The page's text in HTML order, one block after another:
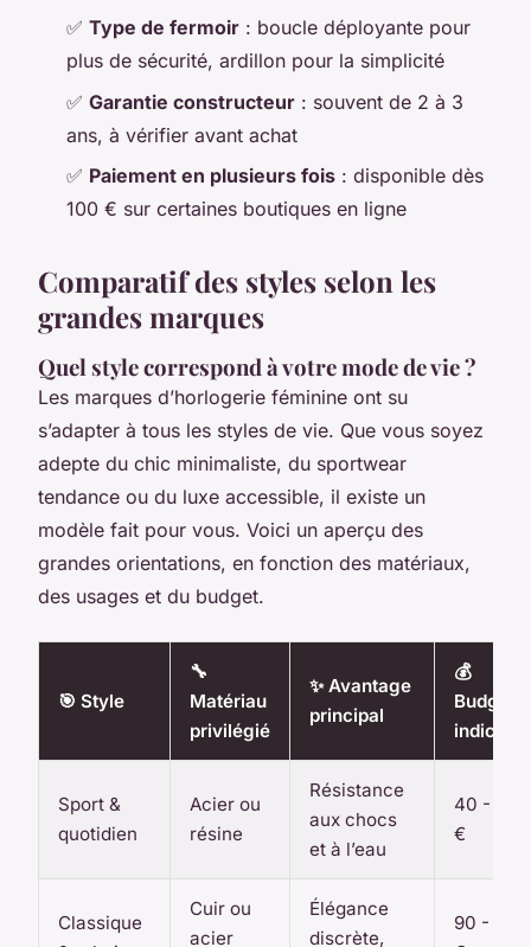
✅ Type de fermoir : boucle déployante pour
plus de sécurité, ardillon pour la simplicité
✅ Garantie constructeur : souvent de 2 à 3
ans, à vérifier avant achat
✅ Paiement en plusieurs fois : disponible dès
100 € sur certaines boutiques en ligne
Comparatif des styles selon les
grandes marques
Quel style correspond à votre mode de vie ?
Les marques d’horlogerie féminine ont su
s’adapter à tous les styles de vie. Que vous soyez
adepte du chic minimaliste, du sportwear
tendance ou du luxe accessible, il existe un
modèle fait pour vous. Voici un aperçu des
grandes orientations, en fonction des matériaux,
des usages et du budget.
🎯 Style
🔧
Matériau
privilégié
✨ Avantage
principal
💰
Budget
indicatif
Sport &
quotidien
Acier ou
résine
Résistance
aux chocs
et à l’eau
40 - 90
€
Classique
Cuir ou
acier
Élégance
discrète,
90 - 160